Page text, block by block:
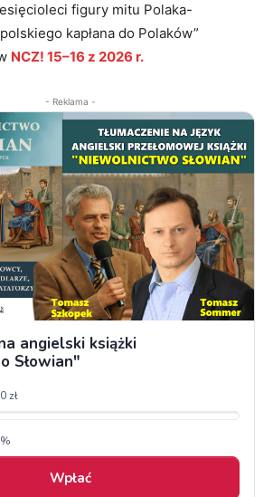
figury mitu Polaka-
kapłana do Polaków”
NCZ! 15–16 z 2026 r.
- Reklama -